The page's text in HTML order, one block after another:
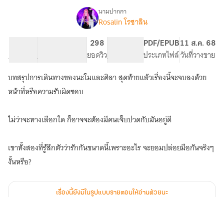
ความ
สวยงาม
3
(เล่ม
เรื่องETernal
ความ
สวยงาม
เสมอ
E-
จบ
แล้ว
นามปากกา
Rosalin โรซาลิน
จำนวนคำ จำนวนหน้า (A5)
298
ยอดวิวระดับเนื้อหา
PDF/EPUB
ประเภทไฟล์
11 ส.ค. 68
วันที่วางขาย
บทสรุปการเดินทางของนะโมและศิลา สุดท้ายแล้วเรื่องนี้จะจบลงด้วย
หน้าที่หรือความรับผิดชอบ
ไม่ว่าจะทางเลือกใด ก็อาจจะต้องมีคนเจ็บปวดกับมันอยู่ดี
เขาทั้งสองที่รู้สึกตัวว่ารักกันขนาดนี้เพราะอะไร จะยอมปล่อยมือกันจริงๆ
งั้นหรือ?
เรื่องนี้ยังมีในรูปแบบรายตอนให้อ่านด้วยนะ